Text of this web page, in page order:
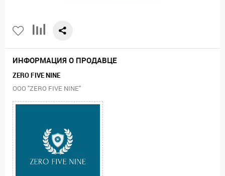
ИНФОРМАЦИЯ О ПРОДАВЦЕ
ZERO FIVE NINE
ООО "ZERO FIVE NINE"